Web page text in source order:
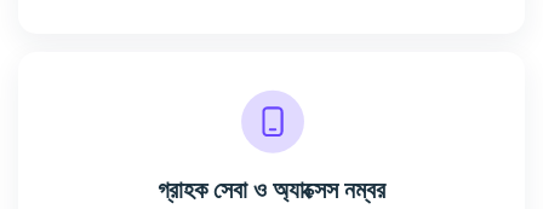
গ্রাহক সেবা ও অ্যাক্সেস নম্বর